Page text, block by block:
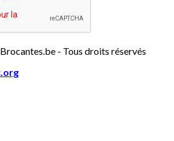
- Tous droits réservés